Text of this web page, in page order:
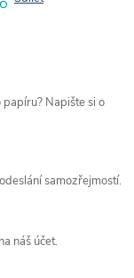
Napište si o
samozřejmostí.
náš účet.